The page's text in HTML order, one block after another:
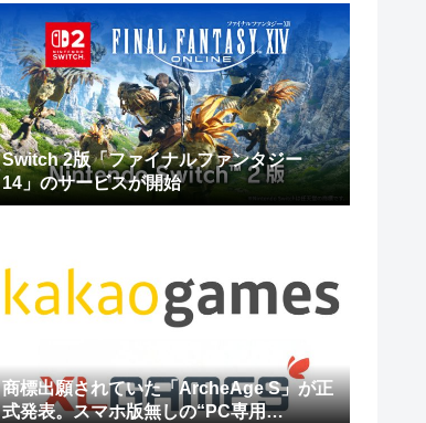
Switch 2版「ファイナルファンタジー
14」のサービスが開始
商標出願されていた「ArcheAge S」が正
式発表。スマホ版無しの“PC専用